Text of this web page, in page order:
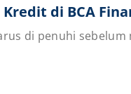
di BCA
di penuhi